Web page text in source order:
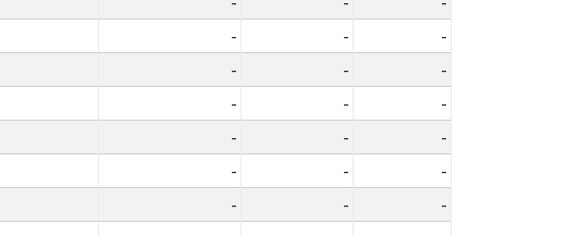
- -
-
- -
-
- -
-
- -
-
- -
-
- -
-